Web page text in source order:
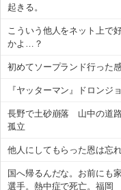
起きる。
こういう他人をネット上で
かよ…？
初めてソープランド行った
『ヤッターマン』ドロンジ
長野で土砂崩落 山中の道
孤立
他人にしてもらった恩は忘
国へ帰るんだな。お前にも
選手。熱中症で死亡。福岡